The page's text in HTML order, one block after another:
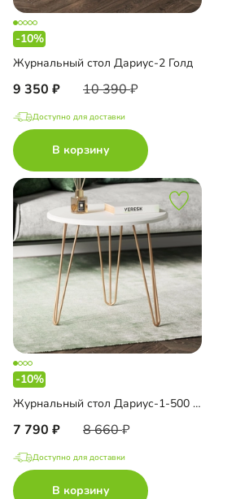
-10%
Журнальный стол Дариус-2 Голд
9 350 10 390
Доступно для доставки
В корзину
-10%
Журнальный стол Дариус-1-500 Голд
7 790 8 660
Доступно для доставки
В корзину